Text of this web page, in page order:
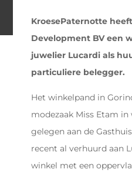
KroesePaternotte
Development BV een
juwelier Lucardi als
particuliere belegger.
Het winkelpand in
modezaak Miss Etam in
gelegen aan de
recent al verhuurd aan
winkel met een